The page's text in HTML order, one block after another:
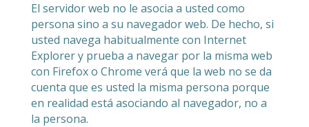
El servidor web no le asocia a usted como
persona sino a su navegador web. De hecho, si
usted navega habitualmente con Internet
Explorer y prueba a navegar por la misma web
con Firefox o Chrome verá que la web no se da
cuenta que es usted la misma persona porque
en realidad está asociando al navegador, no a
la persona.